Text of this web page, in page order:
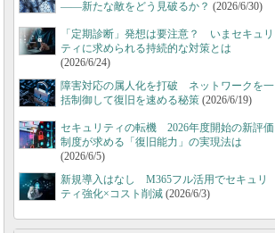
――新たな敵をどう見破るか？ (2026/6/30)
「定期診断」発想は要注意？ いまセキュリ
ティに求められる持続的な対策とは
(2026/6/24)
障害対応の属人化を打破 ネットワークを一
括制御して復旧を速める秘策 (2026/6/19)
セキュリティの転機 2026年度開始の新評価
制度が求める「復旧能力」の実現法は
(2026/6/5)
新規導入はなし M365フル活用でセキュリ
ティ強化×コスト削減 (2026/6/3)